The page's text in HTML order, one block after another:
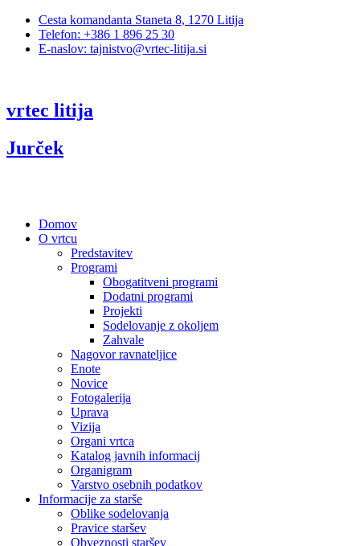
Cesta komandanta Staneta 8, 1270 Litija
Telefon: +386 1 896 25 30
E-naslov: tajnistvo@vrtec-litija.si
vrtec litija
Jurček
Domov
O vrtcu
Predstavitev
Programi
Obogatitveni programi
Dodatni programi
Projekti
Sodelovanje z okoljem
Zahvale
Nagovor ravnateljice
Enote
Novice
Fotogalerija
Uprava
Vizija
Organi vrtca
Katalog javnih informacij
Organigram
Varstvo osebnih podatkov
Informacije za starše
Oblike sodelovanja
Pravice staršev
Obveznosti staršev